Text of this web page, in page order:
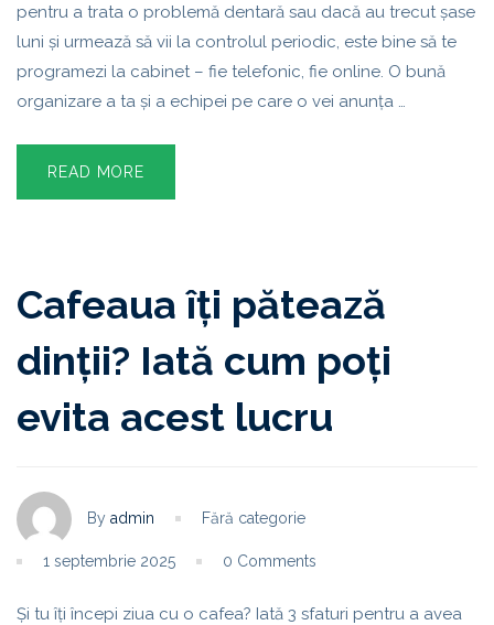
pentru a trata o problemă dentară sau dacă au trecut șase
luni și urmează să vii la controlul periodic, este bine să te
programezi la cabinet – fie telefonic, fie online. O bună
organizare a ta și a echipei pe care o vei anunța …
READ MORE
Cafeaua îți pătează
dinții? Iată cum poți
evita acest lucru
By admin Fără categorie
1 septembrie 2025 0 Comments
Și tu îți începi ziua cu o cafea? Iată 3 sfaturi pentru a avea